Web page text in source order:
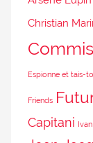
Christian
Espionne et tais-
Friends
Capitani